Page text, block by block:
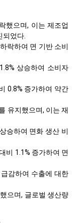
했으며, 이는 제조업
되었다.
락하여 면 기반 소비
상승하여 소비자
0.8% 증가하여 약간
유지했으며, 이는 재
승하여 면화 생산 비
비 1.1% 증가하여 면
감하여 수출에 대한
으며, 글로벌 생산량